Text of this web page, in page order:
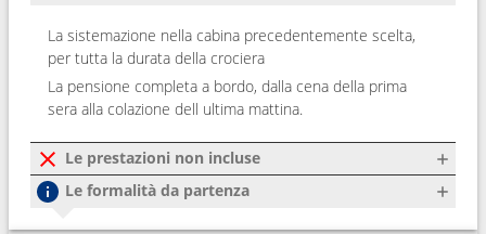
La sistemazione nella cabina precedentemente scelta,
per tutta la durata della crociera
La pensione completa a bordo, dalla cena della prima
sera alla colazione dell ultima mattina.
Le prestazioni non incluse
Le formalità da partenza